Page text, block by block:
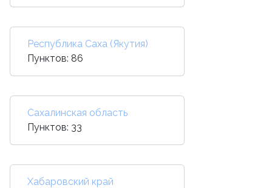
Республика Саха (Якутия)
Пунктов: 86
Сахалинская область
Пунктов: 33
Хабаровский край